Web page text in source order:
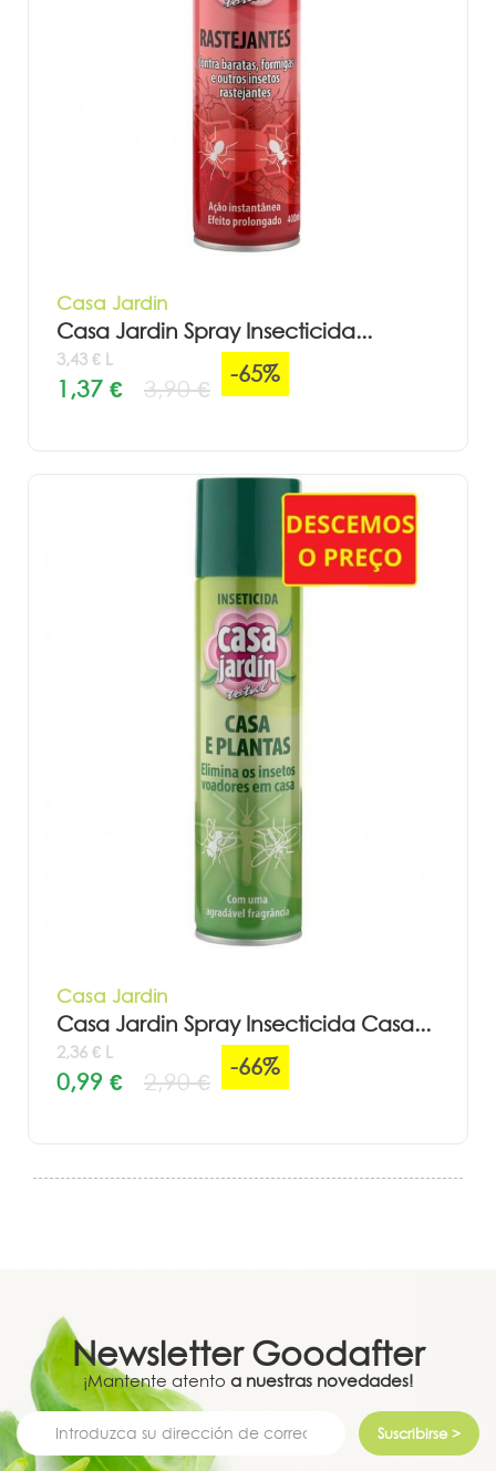
Casa Jardin
Casa Jardin Spray Insecticida...
3,43 € L
1,37 € 3,90 €
-65%
Casa Jardin
Casa Jardin Spray Insecticida Casa...
2,36 € L
0,99 € 2,90 €
-66%
Newsletter Goodafter
¡Mantente atento a nuestras novedades!
Suscribirse >